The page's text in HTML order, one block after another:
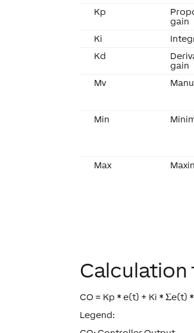
Kp
gain
Ki
Kd
gain
Mv
Min
Max
CO = Kp * e(t) + Ki * Σe(t)
Legend: